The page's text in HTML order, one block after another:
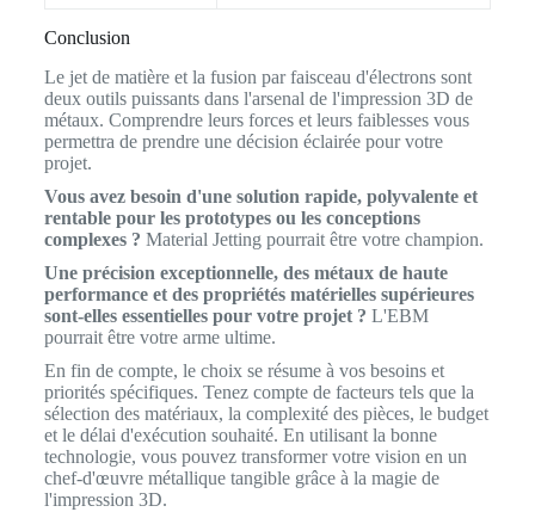
Conclusion
Le jet de matière et la fusion par faisceau d'électrons sont
deux outils puissants dans l'arsenal de l'impression 3D de
métaux. Comprendre leurs forces et leurs faiblesses vous
permettra de prendre une décision éclairée pour votre
projet.
Vous avez besoin d'une solution rapide, polyvalente et
rentable pour les prototypes ou les conceptions
complexes ? Material Jetting pourrait être votre champion.
Une précision exceptionnelle, des métaux de haute
performance et des propriétés matérielles supérieures
sont-elles essentielles pour votre projet ? L'EBM
pourrait être votre arme ultime.
En fin de compte, le choix se résume à vos besoins et
priorités spécifiques. Tenez compte de facteurs tels que la
sélection des matériaux, la complexité des pièces, le budget
et le délai d'exécution souhaité. En utilisant la bonne
technologie, vous pouvez transformer votre vision en un
chef-d'œuvre métallique tangible grâce à la magie de
l'impression 3D.